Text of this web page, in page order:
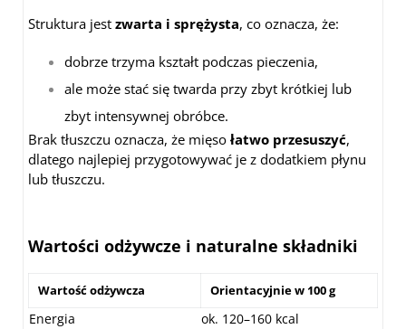
Struktura jest zwarta i sprężysta, co oznacza, że:
dobrze trzyma kształt podczas pieczenia,
ale może stać się twarda przy zbyt krótkiej lub
zbyt intensywnej obróbce.
Brak tłuszczu oznacza, że mięso łatwo przesuszyć,
dlatego najlepiej przygotowywać je z dodatkiem płynu
lub tłuszczu.
Wartości odżywcze i naturalne składniki
Wartość odżywcza Orientacyjnie w 100 g
Energia
ok. 120–160 kcal